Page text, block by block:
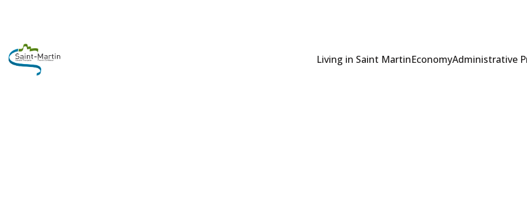
Living in Saint MartinEconomyAdministrative